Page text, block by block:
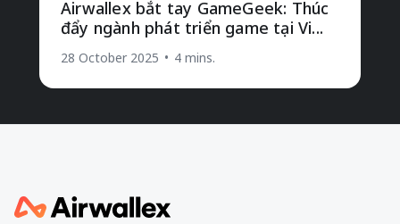
Airwallex bắt tay GameGeek: Thúc
đẩy ngành phát triển game tại Vi...
28 October 2025 • 4 mins.